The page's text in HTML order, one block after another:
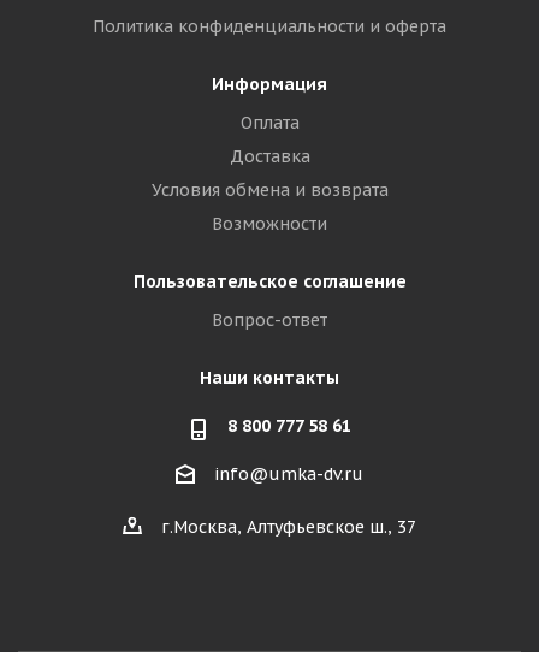
Политика конфиденциальности и оферта
Информация
Оплата
Доставка
Условия обмена и возврата
Возможности
Пользовательское соглашение
Вопрос-ответ
Наши контакты
8 800 777 58 61
info@umka-dv.ru
г.Москва, Алтуфьевское ш., 37